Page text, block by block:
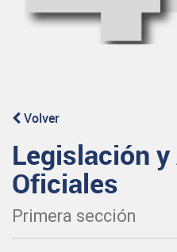
Volver
Legislación
Oficiales
Primera sección